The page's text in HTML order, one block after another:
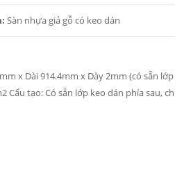
Sàn nhựa giả gỗ có keo dán
x Dài 914.4mm x Dày 2mm (có sẵn
Cấu tạo: Có sẵn lớp keo dán phía sau,